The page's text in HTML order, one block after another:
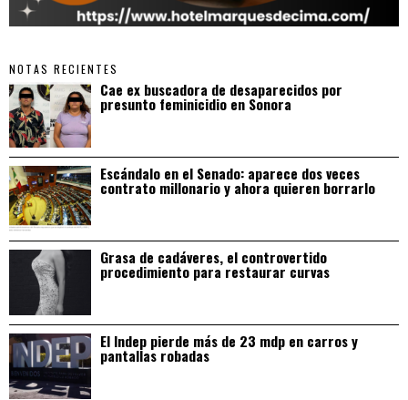
NOTAS RECIENTES
Cae ex buscadora de desaparecidos por
presunto feminicidio en Sonora
Escándalo en el Senado: aparece dos veces
contrato millonario y ahora quieren borrarlo
Grasa de cadáveres, el controvertido
procedimiento para restaurar curvas
El Indep pierde más de 23 mdp en carros y
pantallas robadas